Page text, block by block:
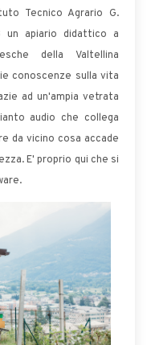
Tecnico Agrario G.
un apiario didattico a
della Valtellina
conoscenze sulla vita
ad un'ampia vetrata
audio che collega
da vicino cosa accade
E' proprio qui che si